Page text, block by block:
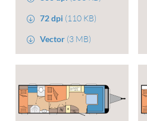
72 dpi (110 KB)
Vector (3 MB)